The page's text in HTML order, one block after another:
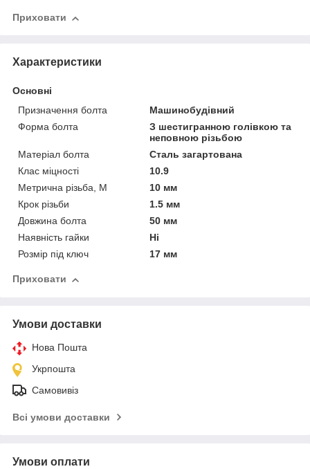
Приховати
Характеристики
Основні
Призначення болта
Машинобудівний
Форма болта
З шестигранною голівкою та
неповною різьбою
Матеріал болта
Сталь загартована
Клас міцності
10.9
Метрична різьба, М
10 мм
Крок різьби
1.5 мм
Довжина болта
50 мм
Наявність гайки
Ні
Розмір під ключ
17 мм
Приховати
Умови доставки
Нова Пошта
Укрпошта
Самовивіз
Всі умови доставки
Умови оплати